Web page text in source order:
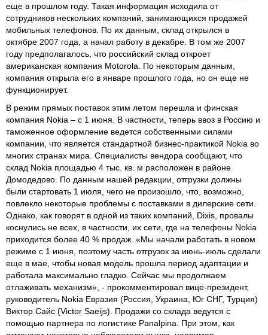
еще в прошлом году. Такая информация исходила от
сотрудников нескольких компаний, занимающихся продажей
мобильных телефонов. По их данным, склад открылся в
октябре 2007 года, а начал работу в декабре. В том же 2007
году предполагалось, что российский склад откроет
американская компания Motorola. По некоторым данным,
компания открыла его в январе прошлого года, но он еще не
функционирует.
В режим прямых поставок этим летом перешла и финская
компания Nokia – с 1 июня. В частности, теперь ввоз в Россию и
таможенное оформление ведется собственными силами
компании, что является стандартной бизнес-практикой Nokia во
многих странах мира. Специалисты вендора сообщают, что
склад Nokia площадью 4 тыс. кв. м расположен в районе
Домодедово. По данным нашей редакции, отгрузки должны
были стартовать 1 июля, чего не произошло, что, возможно,
повлекло некоторые проблемы с поставками в дилерские сети.
Однако, как говорят в одной из таких компаний, Dixis, провалы
коснулись не всех, в частности, их сети, где на телефоны Nokia
приходится более 40 % продаж. «Мы начали работать в новом
режиме с 1 июня, поэтому часть отгрузок за июнь-июль сделали
еще в мае, чтобы новая модель прошла период адаптации и
работала максимально гладко. Сейчас мы продолжаем
отлаживать механизм», - прокомментировал вице-президент,
руководитель Nokia Евразия (Россия, Украина, Юг СНГ, Турция)
Виктор Сайс (Victor Saeijs). Продажи со склада ведутся с
помощью партнера по логистике Panalpina. При этом, как